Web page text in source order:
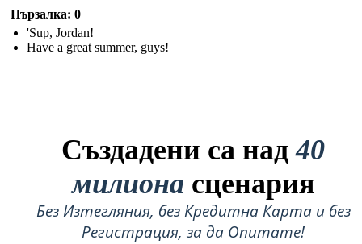
Пързалка: 0
'Sup, Jordan!
Have a great summer, guys!
Създадени са над40
милиона сценария
Без Изтегляния, без Кредитна Карта и без
Регистрация, за да Опитате!